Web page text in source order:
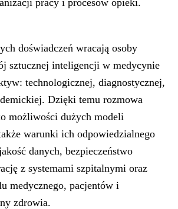
pracy i procesów opieki.
doświadczeń wracają osoby
sztucznej inteligencji w medycynie
technologicznej, diagnostycznej,
Dzięki temu rozmowa
możliwości dużych modeli
warunki ich odpowiedzialnego
danych, bezpieczeństwo
z systemami szpitalnymi oraz
medycznego, pacjentów i
zdrowia.